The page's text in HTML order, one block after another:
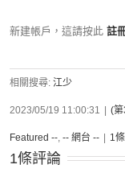
新建帳戶，這請按此 註
相關搜尋: 江少
2023/05/19 11:00:31 (
Featured --, -- 網台 -- 1
1條評論